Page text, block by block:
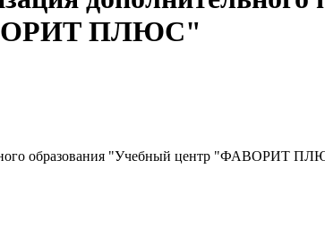
ПЛЮС"
образования "Учебный центр "ФАВОРИТ